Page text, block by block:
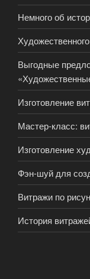
Немного об
Выгодные
Изготовление
Мастер-класс:
Изготовление
Фэн-шуй для
Витражи по
История